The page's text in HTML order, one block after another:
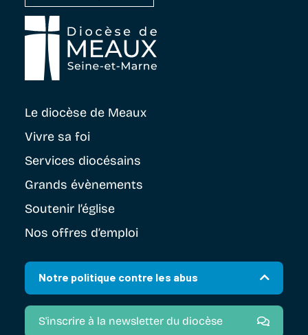
Le diocèse de Meaux
Vivre sa foi
Services diocésains
Grands évènements
Soutenir l’église
Nos offres d’emploi
Notre politique contre les abus
S'inscrire à la newsletter du diocèse